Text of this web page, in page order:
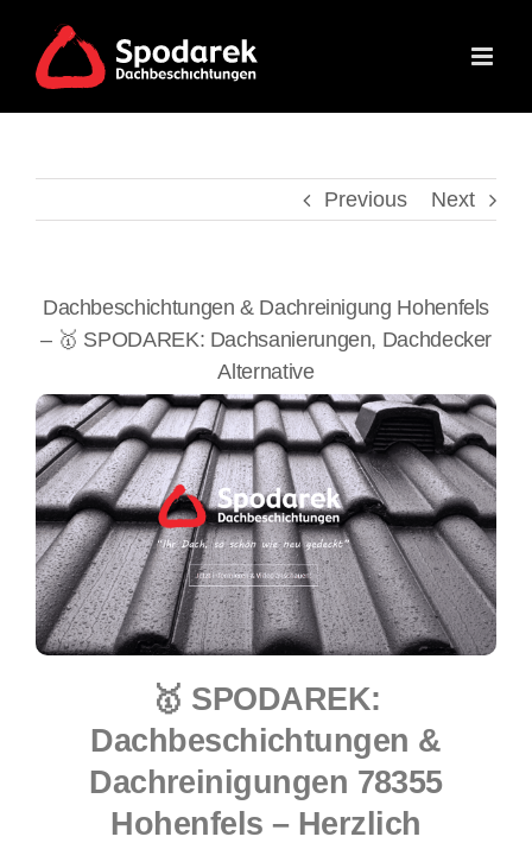
content
Previous Next
Dachbeschichtungen & Dachreinigung Hohenfels
– 🥇 SPODAREK: Dachsanierungen, Dachdecker
Alternative
🥇 SPODAREK:
Dachbeschichtungen &
Dachreinigungen 78355
Hohenfels – Herzlich